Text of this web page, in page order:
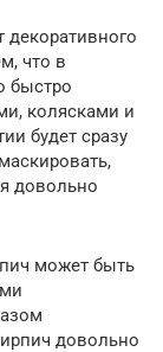
что в
быстро
колясками и
будет сразу
довольно
может быть
довольно